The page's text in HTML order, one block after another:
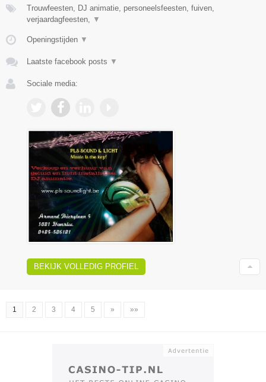
Trouwfeesten, DJ animatie, personeelsfeesten, fuiven,
verjaardagfeesten, ▼
Openingstijden ▼
Laatste facebook posts ▼
Sociale media:
BEKIJK VOLLEDIG PROFIEL
1 2 3 4 5 » »»